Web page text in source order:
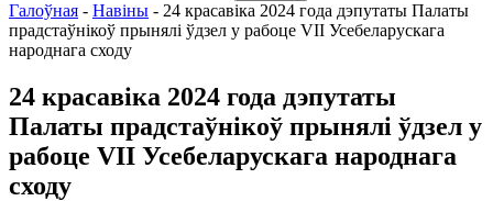
Галоўная - Навіны - 24 красавіка 2024 года дэпутаты Палаты
прадстаўнікоў прынялі ўдзел у рабоце VII Усебеларускага
народнага сходу
24 красавіка 2024 года дэпутаты
Палаты прадстаўнікоў прынялі ўдзел у
рабоце VII Усебеларускага народнага
сходу